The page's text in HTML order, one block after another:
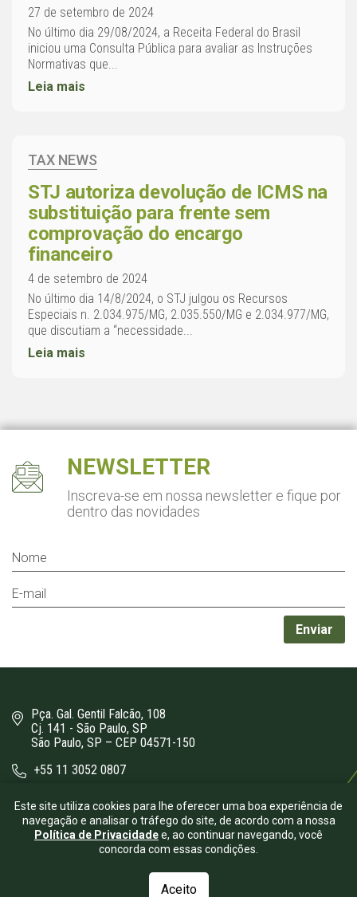
27 de setembro de 2024
No último dia 29/08/2024, a Receita Federal do Brasil
iniciou uma Consulta Pública para avaliar as Instruções
Normativas que...
Leia mais
TAX NEWS
STJ autoriza devolução de ICMS na
substituição para frente sem
comprovação do encargo
financeiro
4 de setembro de 2024
No último dia 14/8/2024, o STJ julgou os Recursos
Especiais n. 2.034.975/MG, 2.035.550/MG e 2.034.977/MG,
que discutiam a “necessidade...
Leia mais
NEWSLETTER
Inscreva-se em nossa newsletter e fique por
dentro das novidades
Pça. Gal. Gentil Falcão, 108
Cj. 141 - São Paulo, SP
São Paulo, SP – CEP 04571-150
+55 11 3052 0807
Bergamini Advogados- Todos os direitos reservados.
Este site utiliza cookies para lhe oferecer uma boa experiência de
navegação e analisar o tráfego do site, de acordo com a nossa
Política de Privacidadee, ao continuar navegando, você
concorda com essas condições.
Aceito